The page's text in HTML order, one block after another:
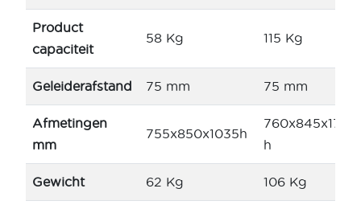
Product
capaciteit
58 Kg 115 Kg
Geleiderafstand 75 mm 75 mm
Afmetingen
mm
755x850x1035h
760x845x1760
h
Gewicht 62 Kg 106 Kg